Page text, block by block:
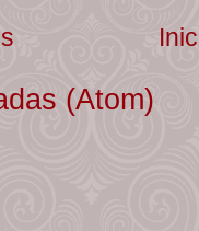
(Atom)